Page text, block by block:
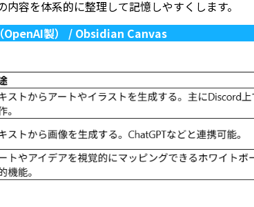
容を体系的に整理して記憶しやすくします。
製） / Obsidian Canvas